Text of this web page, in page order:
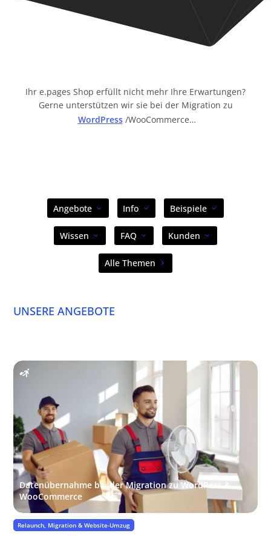
Ihr e.pages Shop erfüllt nicht mehr Ihre Erwartungen?
Gerne unterstützen wir sie bei der Migration zu
WordPress /WooCommerce…
Angebote Info Beispiele
Wissen FAQ Kunden
Alle Themen
UNSERE ANGEBOTE
Datenübernahme bei der Migration zu WordPess &
WooCommerce
Relaunch, Migration & Website-Umzug